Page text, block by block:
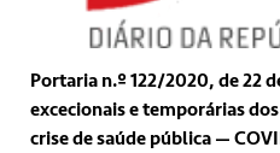
Portaria n.º 122/2020, de 22
excecionais e temporárias
crise de saúde pública —